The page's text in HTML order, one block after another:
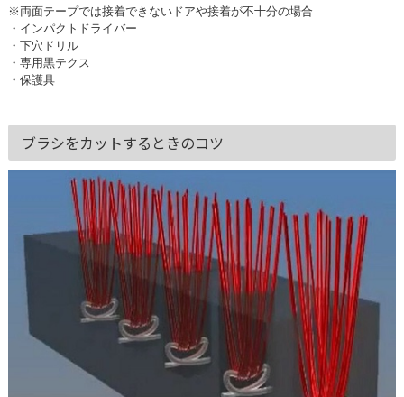
※両面テープでは接着できないドアや接着が不十分の場合
・インパクトドライバー
・下穴ドリル
・専用黒テクス
・保護具
ブラシをカットするときのコツ